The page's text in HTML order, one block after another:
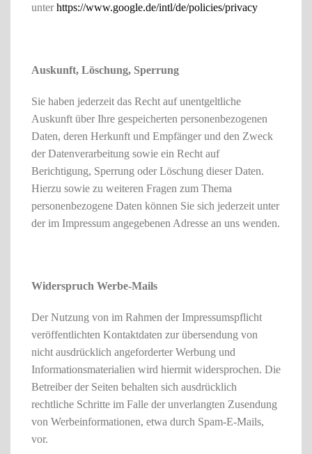
unterhttps://www.google.de/intl/de/policies/privacy
Auskunft, Löschung, Sperrung
Sie haben jederzeit das Recht auf unentgeltliche
Auskunft über Ihre gespeicherten personenbezogenen
Daten, deren Herkunft und Empfänger und den Zweck
der Datenverarbeitung sowie ein Recht auf
Berichtigung, Sperrung oder Löschung dieser Daten.
Hierzu sowie zu weiteren Fragen zum Thema
personenbezogene Daten können Sie sich jederzeit unter
der im Impressum angegebenen Adresse an uns wenden.
Widerspruch Werbe-Mails
Der Nutzung von im Rahmen der Impressumspflicht
veröffentlichten Kontaktdaten zur übersendung von
nicht ausdrücklich angeforderter Werbung und
Informationsmaterialien wird hiermit widersprochen. Die
Betreiber der Seiten behalten sich ausdrücklich
rechtliche Schritte im Falle der unverlangten Zusendung
von Werbeinformationen, etwa durch Spam-E-Mails,
vor.